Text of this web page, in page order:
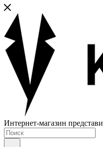
Интернет-магазин